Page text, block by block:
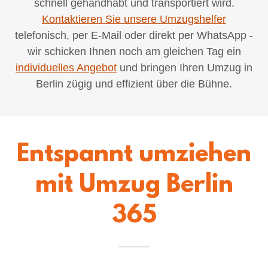
schnell gehandhabt und transportiert wird.
Kontaktieren Sie unsere Umzugshelfer
telefonisch, per E-Mail oder direkt per WhatsApp -
wir schicken Ihnen noch am gleichen Tag ein
individuelles Angebot und bringen Ihren Umzug in
Berlin zügig und effizient über die Bühne.
Entspannt umziehen
mit Umzug Berlin
365